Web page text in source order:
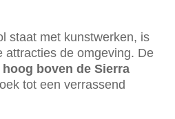
staat met kunstwerken, is
attracties de omgeving. De
boven de Sierra
tot een verrassend